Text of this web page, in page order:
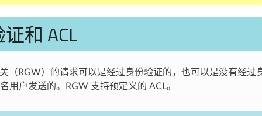
和 ACL
（RGW）的请求可以是经过身份验证的，也可以是没有经
用户发送的。RGW 支持预定义的 ACL。